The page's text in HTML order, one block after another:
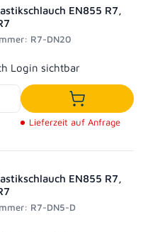
EN855 R7,
R7-DN20
Login sichtbar
In den
Lieferzeit auf Anfrage
EN855 R7,
R7-DN5-D